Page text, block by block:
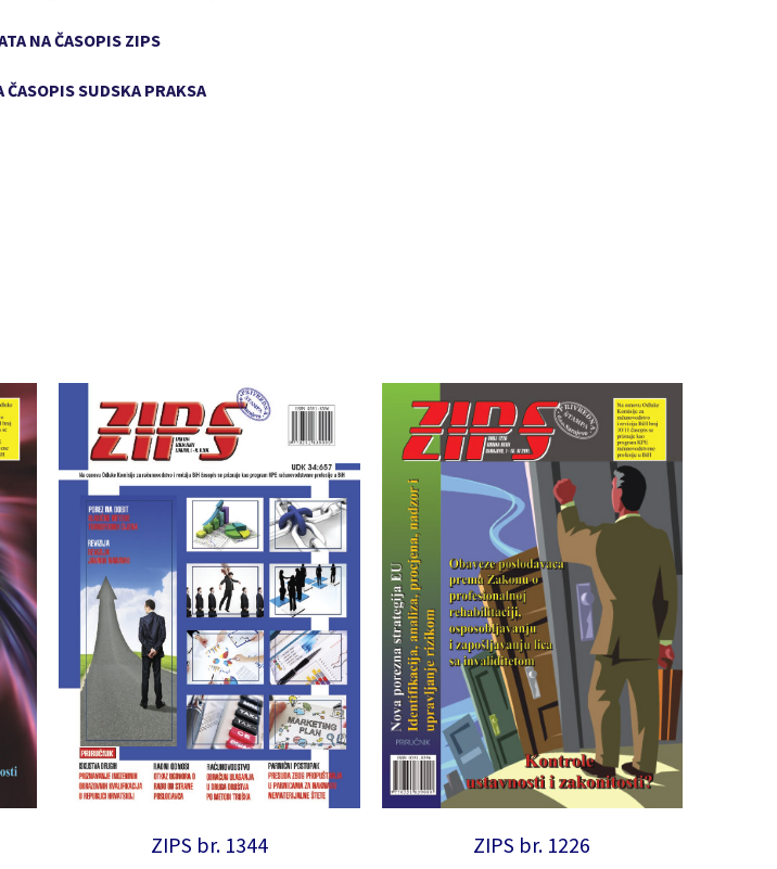
NA ČASOPIS ZIPS
ČASOPIS SUDSKA PRAKSA
ZIPS br. 1344 ZIPS br. 1226